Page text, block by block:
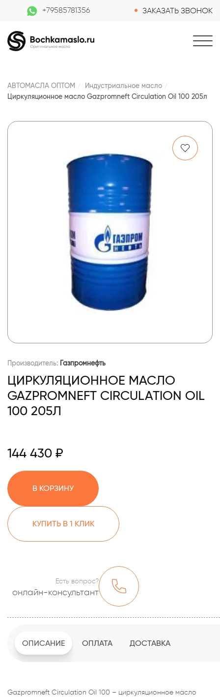
+79585781356 ЗАКАЗАТЬ ЗВОНОК
АВТОМАСЛА ОПТОМ
Индустриальное масло
Циркуляционное масло Gazpromneft Circulation Oil 100 205л
Производитель: Газпромнефть
ЦИРКУЛЯЦИОННОЕ МАСЛО
GAZPROMNEFT CIRCULATION OIL
100 205Л
144 430 ₽
В КОРЗИНУ
КУПИТЬ В 1 КЛИК
Есть вопрос?
онлайн-консультант
ОПИСАНИЕ ОПЛАТА ДОСТАВКА
Gazpromneft Circulation Oil 100 – циркуляционное масло